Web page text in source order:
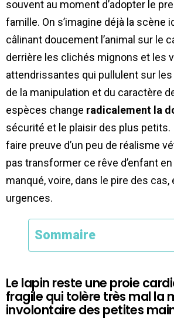
souvent au moment d’adopter le
famille. On s’imagine déjà la scène
câlinant doucement l’animal sur le
derrière les clichés mignons et les
attendrissantes qui pullulent sur les
de la manipulation et du caractère
espèces change radicalement la
sécurité et le plaisir des plus petits.
faire preuve d’un peu de réalisme
pas transformer ce rêve d’enfant
manqué, voire, dans le pire des cas,
urgences.
Sommaire
Le lapin reste une proie
fragile qui tolère très mal la
involontaire des petites